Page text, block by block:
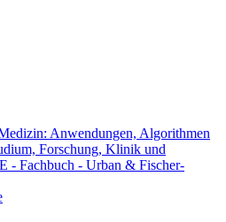
Anwendungen, Algorithmen
Forschung, Klinik und
- Fachbuch - Urban & Fischer-